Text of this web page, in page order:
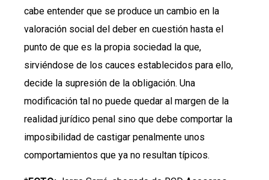
cabe entender que se produce un cambio en la
valoración social del deber en cuestión hasta el
punto de que es la propia sociedad la que,
sirviéndose de los cauces establecidos para ello,
decide la supresión de la obligación. Una
modificación tal no puede quedar al margen de la
realidad jurídico penal sino que debe comportar la
imposibilidad de castigar penalmente unos
comportamientos que ya no resultan típicos.